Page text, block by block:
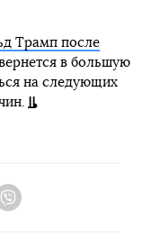
Трамп после
в большую
на следующих